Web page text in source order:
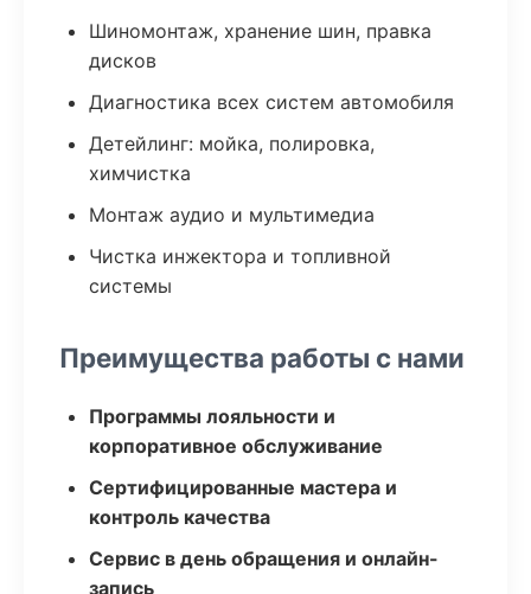
Шиномонтаж, хранение шин, правка
дисков
Диагностика всех систем автомобиля
Детейлинг: мойка, полировка,
химчистка
Монтаж аудио и мультимедиа
Чистка инжектора и топливной
системы
Преимущества работы с нами
Программы лояльности и
корпоративное обслуживание
Сертифицированные мастера и
контроль качества
Сервис в день обращения и онлайн-
запись